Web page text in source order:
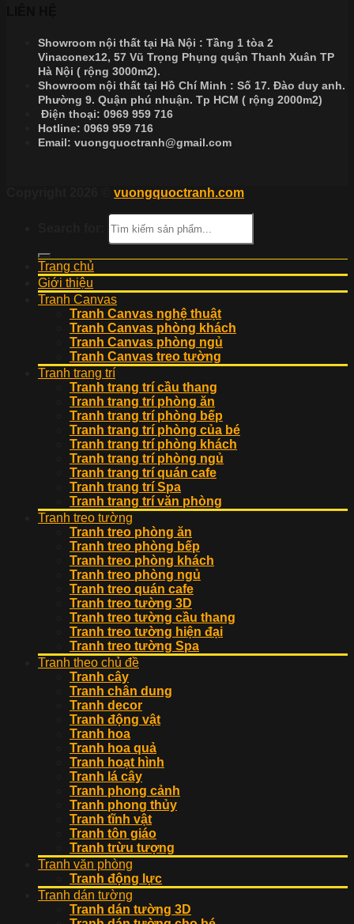
Showroom nội thất tại Hà Nội : Tầng 1 tòa 2
Vinaconex12, 57 Vũ Trọng Phụng quận Thanh Xuân TP
Hà Nội ( rộng 3000m2).
Showroom nội thất tại Hồ Chí Minh : Số 17. Đào duy anh.
Phường 9. Quận phú nhuận. Tp HCM ( rộng 2000m2)
Điện thoại: 0969 959 716
Hotline: 0969 959 716
Email: vuongquoctranh@gmail.com
vuongquoctranh.com
Trang chủ
Giới thiệu
Tranh Canvas
Tranh Canvas nghệ thuật
Tranh Canvas phòng khách
Tranh Canvas phòng ngủ
Tranh Canvas treo tường
Tranh trang trí
Tranh trang trí cầu thang
Tranh trang trí phòng ăn
Tranh trang trí phòng bếp
Tranh trang trí phòng của bé
Tranh trang trí phòng khách
Tranh trang trí phòng ngủ
Tranh trang trí quán cafe
Tranh trang trí Spa
Tranh trang trí văn phòng
Tranh treo tường
Tranh treo phòng ăn
Tranh treo phòng bếp
Tranh treo phòng khách
Tranh treo phòng ngủ
Tranh treo quán cafe
Tranh treo tường 3D
Tranh treo tường cầu thang
Tranh treo tường hiện đại
Tranh treo tường Spa
Tranh theo chủ đề
Tranh cây
Tranh chân dung
Tranh decor
Tranh động vật
Tranh hoa
Tranh hoa quả
Tranh hoạt hình
Tranh lá cây
Tranh phong cảnh
Tranh phong thủy
Tranh tĩnh vật
Tranh tôn giáo
Tranh trừu tượng
Tranh văn phòng
Tranh động lực
Tranh dán tường
Tranh dán tường 3D